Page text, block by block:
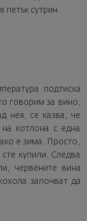
петък сутрин.
подтиска
говорим за вино,
нея, се казва, че
котлона с една
е зима. Просто,
купили. Следва
червените вина
започват да